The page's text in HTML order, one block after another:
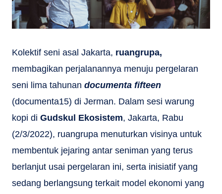
Kolektif seni asal Jakarta, ruangrupa,
membagikan perjalanannya menuju pergelaran
seni lima tahunan documenta fifteen
(documenta15) di Jerman. Dalam sesi warung
kopi di Gudskul Ekosistem, Jakarta, Rabu
(2/3/2022), ruangrupa menuturkan visinya untuk
membentuk jejaring antar seniman yang terus
berlanjut usai pergelaran ini, serta inisiatif yang
sedang berlangsung terkait model ekonomi yang